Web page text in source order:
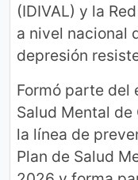
(IDIVAL) y la
a nivel nacional
depresión
Formó parte del
Salud Mental
la línea de
Plan de Salud